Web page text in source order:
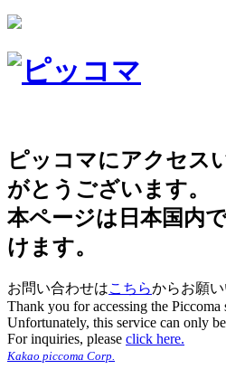
ピッコマにアクセス
がとうございます。
本ページは日本国内
けます。
お問い合わせはこちらからお願い
Thank you for accessing the Piccoma
Unfortunately, this service can only
For inquiries, please click here.
Kakao piccoma Corp.